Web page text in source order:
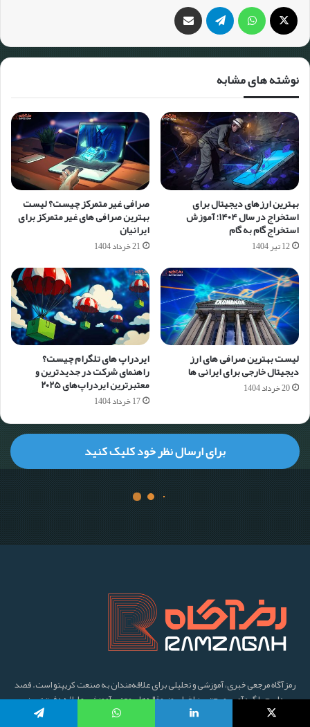
رمزآگاه مرجعی خبری، آموزشی و تحلیلی برای علاقه‌مندان به صنعت کریپتو است. قصد
داریم با گردآوری مهم‌ترین اخبار روز، مقاله‌های معتبر آموزشی و ارائه دقیق‌ترین
تحلیل‌های بازار، تکنولوژی بلاکچین را به هم‌میهنان خود معرفی کرده و در مسیر